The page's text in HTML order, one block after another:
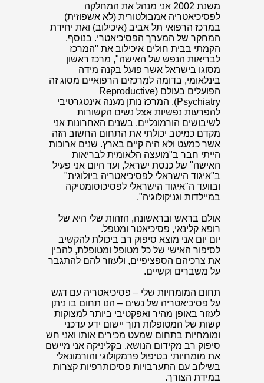
משנת 2002 אני מנהל את המחלקה
לפסיכיאטריה אמבולטורית (לא אשפוזית)
במרכז הרפואי תל אביב (איכילוב) ואת יחידת
המחקר של המערך הפסיכיאטרי. בנוסף,
הקמתי בבית חולים איכילוב את "המרכז
לבריאות הנפש של האישה", מרכז ראשון
מסוגו בישראל אשר פועל בקנה מידה
בינלאומי, בדומה למֶרכזים הרפואיים מסוג זה
הפועלים בעולם (Reproductive
Psychiatry).
המרכז נותן מענה אינטגרטיבי
להפרעות נפשיות אצל נשים הקשורות
לשיבושים הורמונליים. בשנים האחרונות אני
מקדם כמיטב יכולתי את התחום החשוב הזה
אשר כמעט ולא היה קיים בארץ. שנים ארוכות
הייתי חבר ב"מועצה הלאומית לבריאות
האישה" של כנסת ישראל, ועד היום אני פעיל
ב"איגוד הישראלי לפסיכיאטריה ביולוגית"
ובוועד ה"איגוד הישראלי לפסיכוסומטיקה
במיילדות וגניקולוגיה".
אולם בראש ובראשונה, הזהות שלי היא של
רופא קלינאי, פסיכיאטר ומטפל.
יום יום אני מוצא סיפוק רב ביכולת להקשיב
לסיפור האישי של כל מטופל ומטופלת, להבין
את צרכיהם הספציפיים, ולעזור להם להתגבר
על משברים וקשיים.
תחום המומחיות שלי – פסיכיאטריה עם דגש
על פסיכיאטריה של נשים – הנו תחום בו ניתן
לעזור באופן מהיר ואפקטיבי ביותר למצוקות
קשות של המטופלות תוך יישום ידע עדכני
ומומחיות בתחום שמעט מכירים אותו ואני חש
סיפוק רב מקידום הנושא. בקליניקה אני מיישם
את מומחיותי בטיפול פרמקולוגי והורמונאלי
בשילוב עם התערבויות פסיכותרפיות קצרות
במידת הצורך.